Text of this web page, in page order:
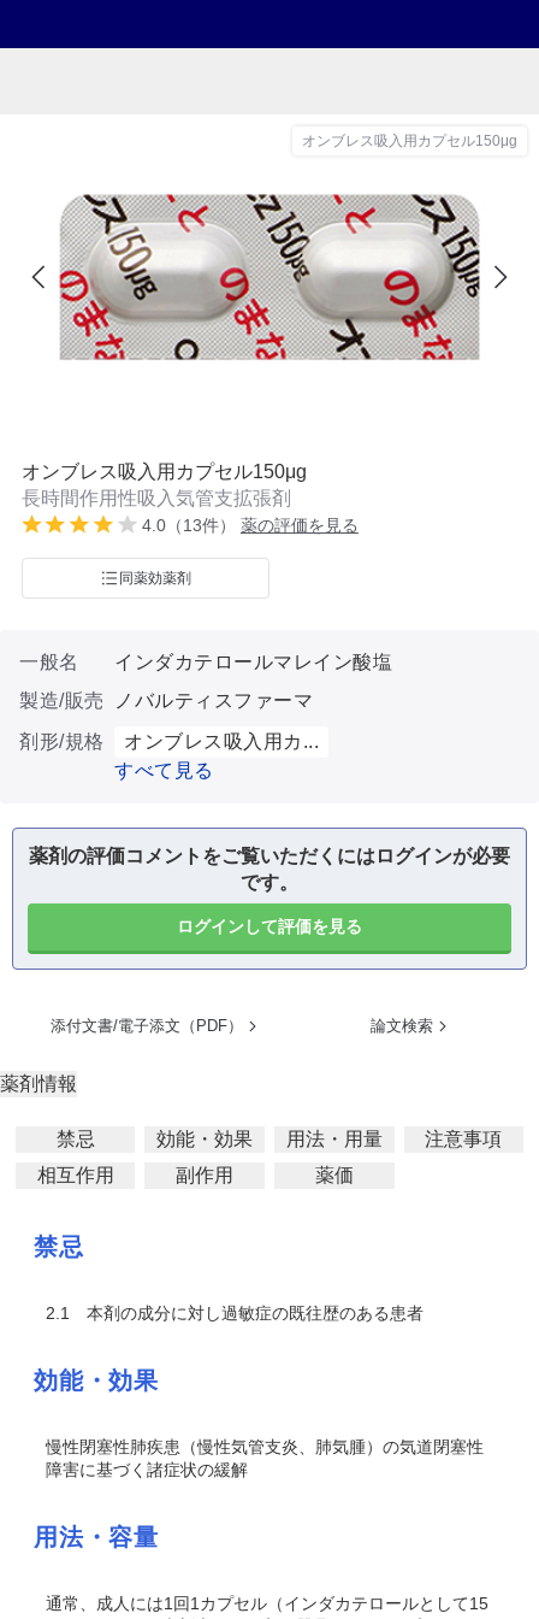
オンブレス吸入用カプセル150μg
オンブレス吸入用カプセル150μg
長時間作用性吸入気管支拡張剤
4.0（13件） 薬の評価を見る
同薬効薬剤
一般名
インダカテロールマレイン酸塩
製造/販売
ノバルティスファーマ
剤形/規格
オンブレス吸入用カ...
すべて見る
薬剤の評価コメントをご覧いただくにはログインが必要
です。
ログインして評価を見る
添付文書/電子添文（PDF） 論文検索
薬剤情報
禁忌 効能・効果 用法・用量
注意事項
相互作用
副作用 薬価
禁忌
2.1 本剤の成分に対し過敏症の既往歴のある患者
効能・効果
慢性閉塞性肺疾患（慢性気管支炎、肺気腫）の気道閉塞性
障害に基づく諸症状の緩解
用法・容量
通常、成人には1回1カプセル（インダカテロールとして15